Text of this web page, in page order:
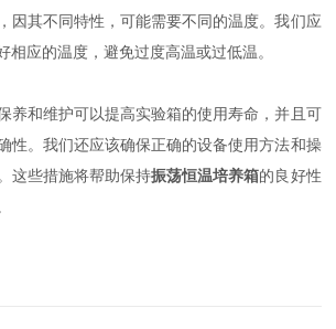
其不同特性，可能需要不同的温度。我们应
相应的温度，避免过度高温或过低温。
和维护可以提高实验箱的使用寿命，并且可
性。我们还应该确保正确的设备使用方法和操
这些措施将帮助保持振荡恒温培养箱的良好性